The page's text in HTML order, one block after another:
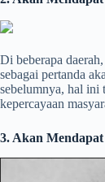
Di beberapa
sebagai pertanda
sebelumnya, hal ini
kepercayaan
3. Akan